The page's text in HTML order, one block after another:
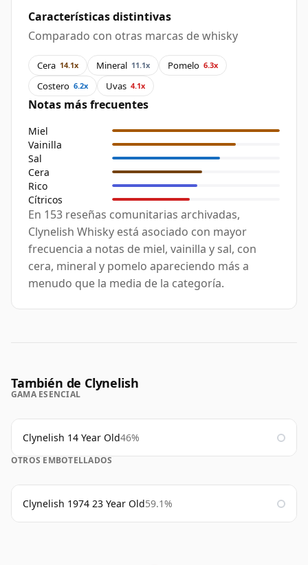
Características distintivas
Comparado con otras marcas de whisky
Cera 14.1x Mineral 11.1x Pomelo 6.3x
Costero 6.2x Uvas 4.1x
Notas más frecuentes
Miel
Vainilla
Sal
Cera
Rico
Cítricos
En 153 reseñas comunitarias archivadas,
Clynelish Whisky está asociado con mayor
frecuencia a notas de miel, vainilla y sal, con
cera, mineral y pomelo apareciendo más a
menudo que la media de la categoría.
También de Clynelish
GAMA ESENCIAL
Clynelish 14 Year Old46%
OTROS EMBOTELLADOS
Clynelish 1974 23 Year Old59.1%